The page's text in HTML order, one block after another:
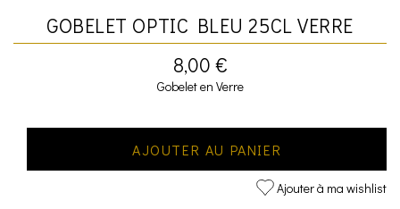
GOBELET OPTIC BLEU 25CL VERRE
8,00 €
Gobelet en Verre
AJOUTER AU PANIER
Ajouter à ma wishlist